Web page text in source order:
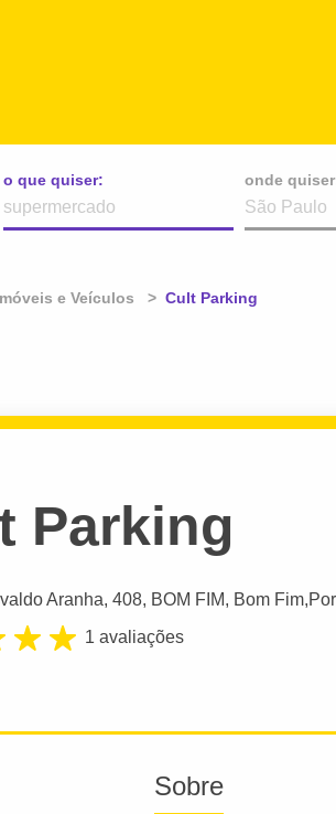
o que quiser:
onde
e Veículos Atual:
Cult Parking
Parking
Aranha, 408, BOM FIM, Bom Fim,
1 avaliações
Sobre